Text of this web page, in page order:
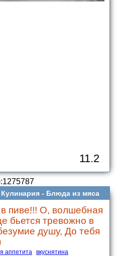
11.2
Кулинария - Блюда из мяса
пиве!!! О, волшебная
бьется тревожно в
душу, До тебя
аппетита вкуснятина